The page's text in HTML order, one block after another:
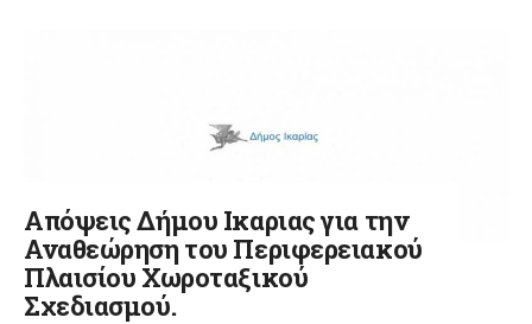
Απόψεις Δήμου Ικαριας για την
Αναθεώρηση του Περιφερειακού
Πλαισίου Χωροταξικού
Σχεδιασμού.